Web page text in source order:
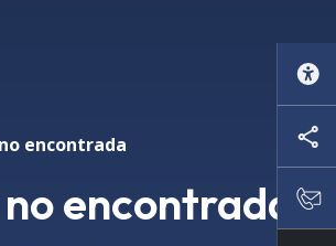
encontrada
encontrada